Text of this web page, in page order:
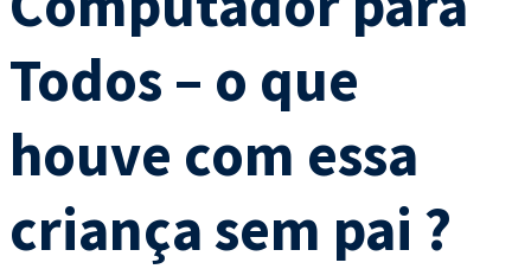
Todos – o que
houve com essa
criança sem pai ?